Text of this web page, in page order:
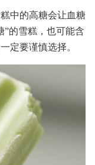
中的高糖会让血糖
”的雪糕，也可能含
定要谨慎选择。